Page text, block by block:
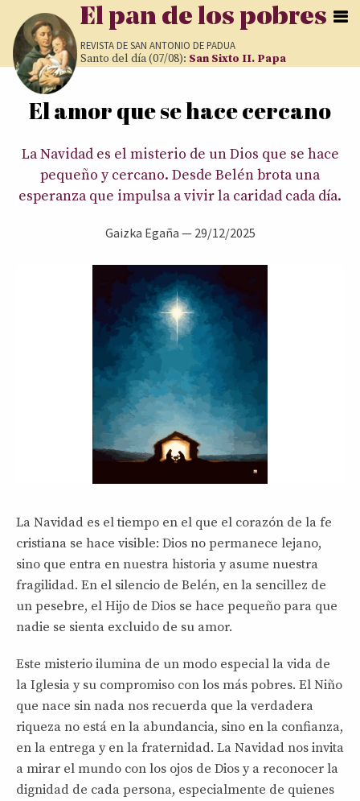
Pasar al contenido principal
El pan de los pobres
REVISTA DESAN ANTONIO DE PADUA
Santo del día (07/08): San Sixto II. Papa
Usted está aquí
El amor que se hace cercano
La Navidad es el misterio de un Dios que se hace
pequeño y cercano. Desde Belén brota una
esperanza que impulsa a vivir la caridad cada día.
Gaizka Egaña — 29/12/2025
La Navidad es el tiempo en el que el corazón de la fe
cristiana se hace visible: Dios no permanece lejano,
sino que entra en nuestra historia y asume nuestra
fragilidad. En el silencio de Belén, en la sencillez de
un pesebre, el Hijo de Dios se hace pequeño para que
nadie se sienta excluido de su amor.
Este misterio ilumina de un modo especial la vida de
la Iglesia y su compromiso con los más pobres. El Niño
que nace sin nada nos recuerda que la verdadera
riqueza no está en la abundancia, sino en la confianza,
en la entrega y en la fraternidad. La Navidad nos invita
a mirar el mundo con los ojos de Dios y a reconocer la
dignidad de cada persona, especialmente de quienes